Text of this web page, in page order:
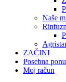
Naše
ZAČINI
Posebna
Moj račun